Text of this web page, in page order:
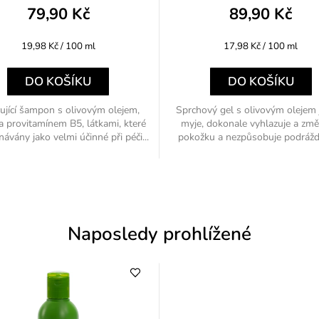
79,90 Kč
Měrná
19,98 Kč / 100 ml
DO KOŠÍKU
šampon s olivovým olejem,
provitamínem B5, látkami, které
jako velmi účinné při péči...
89,90 Kč
Měrná
17,98 Kč / 100 ml
DO KOŠÍKU
Sprchový gel s olivovým olejem
myje, dokonale vyhlazuje a
pokožku a nezpůsobuje
Naposledy prohlížené